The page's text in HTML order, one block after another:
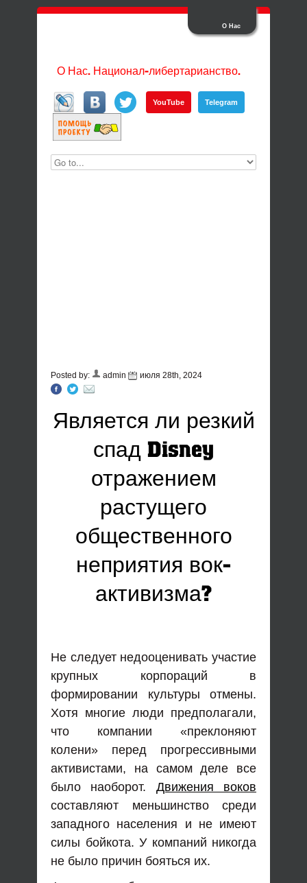
О Нас
О Нас. Национал-либертарианство.
YouTube Telegram
Posted by: admin июля 28th, 2024
Является ли резкий
спад Disney
отражением
растущего
общественного
неприятия вок-
активизма?
Не следует недооценивать участие
крупных корпораций в
формировании культуры отмены.
Хотя многие люди предполагали,
что компании «преклоняют
колени» перед прогрессивными
активистами, на самом деле все
было наоборот. Движения воков
составляют меньшинство среди
западного населения и не имеют
силы бойкота. У компаний никогда
не было причин бояться их.